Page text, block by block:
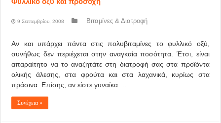
9 Σεπτεμβρίου, 2008 Βιταμίνες & Διατροφή
Αν και υπάρχει πάντα στις πολυβιταμίνες το φυλλικό οξύ,
συνήθως δεν περιέχεται στην αναγκαία ποσότητα. Έτσι, είναι
απαραίτητο να το αναζητάτε στη διατροφή σας στα προϊόντα
ολικής άλεσης, στα φρούτα και στα λαχανικά, κυρίως στα
πράσινα. Επίσης, αν είστε γυναίκα …
Συνέχεια »